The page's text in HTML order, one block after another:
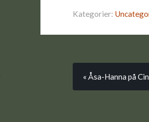
Kategorier:
« Åsa-Hanna på